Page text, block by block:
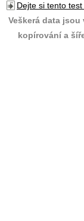
Dejte si tento
Veškerá data
kopírování a